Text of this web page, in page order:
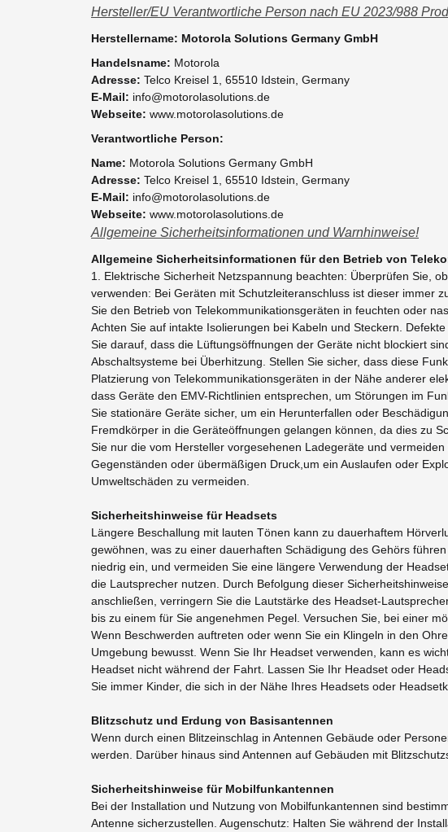
Hersteller/EU Verantwortliche Person nach EU 2023/988
Herstellername: Motorola Solutions Germany GmbH
Handelsname: Motorola
Adresse: Telco Kreisel 1, 65510 Idstein, Germany
E-Mail: info@motorolasolutions.de
Webseite: www.motorolasolutions.de
Verantwortliche Person:
Name: Motorola Solutions Germany GmbH
Adresse: Telco Kreisel 1, 65510 Idstein, Germany
E-Mail: info@motorolasolutions.de
Webseite: www.motorolasolutions.de
Allgemeine Sicherheitsinformationen und Warnhinweise!
Allgemeine Sicherheitsinformationen für den Betrieb von
1. Elektrische Sicherheit Netzspannung beachten: Überprüfen Sie,
verwenden: Bei Geräten mit Schutzleiteranschluss ist dieser immer
Sie den Betrieb von Telekommunikationsgeräten in feuchten oder
Achten Sie auf intakte Isolierungen bei Kabeln und Steckern.
Sie darauf, dass die Lüftungsöffnungen der Geräte nicht blockiert
Abschaltsysteme bei Überhitzung. Stellen Sie sicher, dass diese
Platzierung von Telekommunikationsgeräten in der Nähe anderer
dass Geräte den EMV-Richtlinien entsprechen, um Störungen im
Sie stationäre Geräte sicher, um ein Herunterfallen oder
Fremdkörper in die Geräteöffnungen gelangen können, da dies zu
Sie nur die vom Hersteller vorgesehenen Ladegeräte und
Gegenständen oder übermäßigen Druck,um ein Auslaufen oder
Umweltschäden zu vermeiden.
Sicherheitshinweise für Headsets
Längere Beschallung mit lauten Tönen kann zu dauerhaftem
gewöhnen, was zu einer dauerhaften Schädigung des Gehörs
niedrig ein, und vermeiden Sie eine längere Verwendung der
die Lautsprecher nutzen. Durch Befolgung dieser
anschließen, verringern Sie die Lautstärke des Headset-
bis zu einem für Sie angenehmen Pegel. Versuchen Sie, bei einer
Wenn Beschwerden auftreten oder wenn Sie ein Klingeln in den
Umgebung bewusst. Wenn Sie Ihr Headset verwenden, kann es
Headset nicht während der Fahrt. Lassen Sie Ihr Headset oder
Sie immer Kinder, die sich in der Nähe Ihres Headsets oder
Blitzschutz und Erdung von Basisantennen
Wenn durch einen Blitzeinschlag in Antennen Gebäude oder
werden. Darüber hinaus sind Antennen auf Gebäuden mit
Sicherheitshinweise für Mobilfunkantennen
Bei der Installation und Nutzung von Mobilfunkantennen sind
Antenne sicherzustellen. Augenschutz: Halten Sie während der